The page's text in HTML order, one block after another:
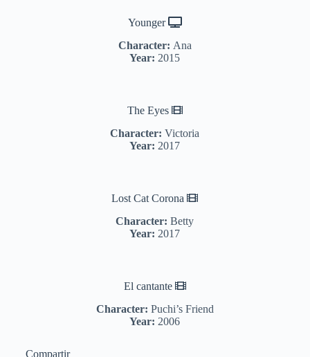
Younger
Character: Ana
Year: 2015
The Eyes
Character:Victoria
Year: 2017
Lost Cat Corona
Character:Betty
Year: 2017
El cantante
Character: Puchi’s Friend
Year: 2006
Compartir